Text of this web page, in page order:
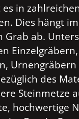
in
Dies hängt
Grab ab.
Urnengräbern
des
Steinmetze
hochwertige